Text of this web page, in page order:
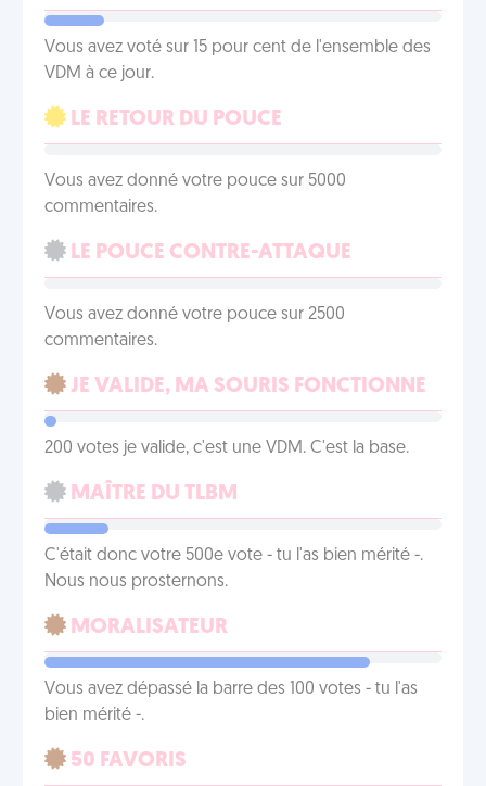
Vous avez voté sur 15 pour cent de l'ensemble des
VDM à ce jour.
LE RETOUR DU POUCE
Vous avez donné votre pouce sur 5000
commentaires.
LE POUCE CONTRE-ATTAQUE
Vous avez donné votre pouce sur 2500
commentaires.
JE VALIDE, MA SOURIS FONCTIONNE
200 votes je valide, c'est une VDM. C'est la base.
MAÎTRE DU TLBM
C'était donc votre 500e vote - tu l'as bien mérité -.
Nous nous prosternons.
MORALISATEUR
Vous avez dépassé la barre des 100 votes - tu l'as
bien mérité -.
50 FAVORIS